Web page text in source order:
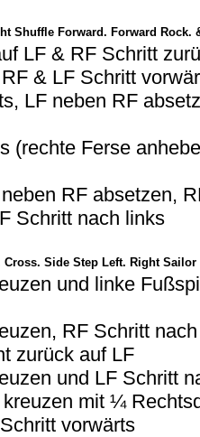
Shuffle Forward. Forward Rock.
LF & RF Schritt
& LF Schritt
LF neben RF
(rechte Ferse
RF absetzen,
Schritt nach links
Side Step Left. Right Sailor
und linke
RF Schritt
zurück auf LF
und LF Schritt
mit ¼
vorwärts